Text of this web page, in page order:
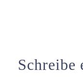
Schreibe